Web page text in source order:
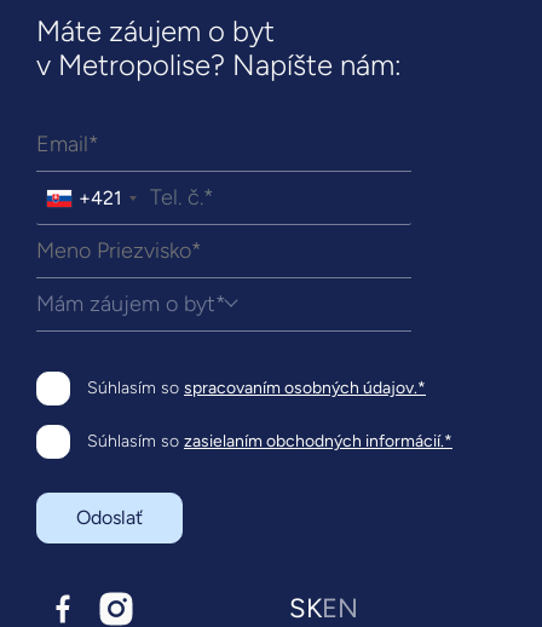
Máte záujem o byt
v Metropolise? Napíšte nám:
+421
Mám záujem o byt*
Súhlasím so spracovaním osobných údajov.*
Súhlasím so zasielaním obchodných informácií.*
Odoslať
SKEN